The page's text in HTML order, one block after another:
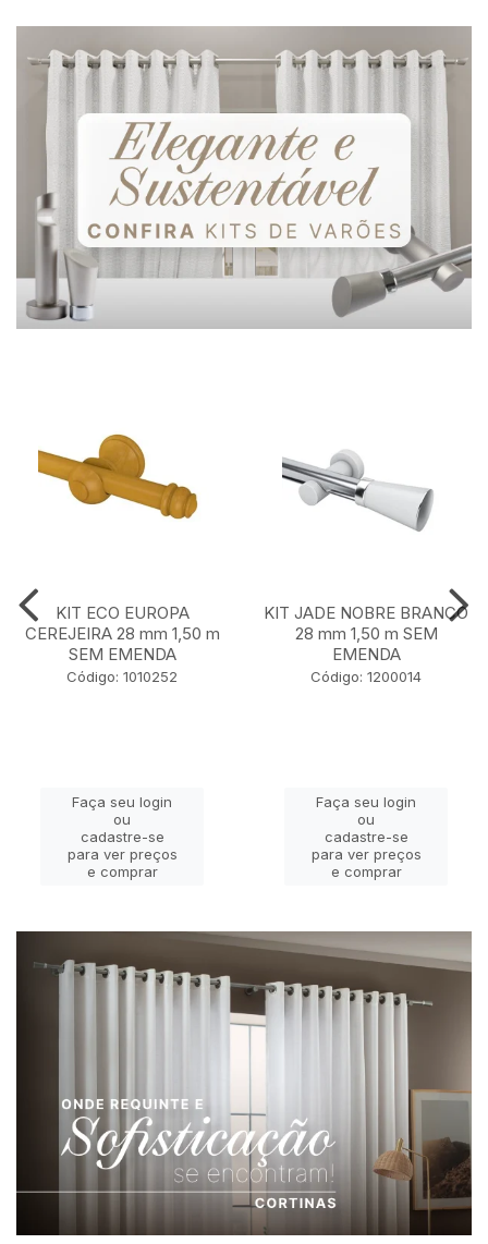
KIT ECO EUROPA
CEREJEIRA 28 mm 1,50 m
SEM EMENDA
Código: 1010252
Faça seu login
ou
cadastre-se
para ver preços
e comprar
KIT JADE NOBRE BRANCO
28 mm 1,50 m SEM
EMENDA
Código: 1200014
Faça seu login
ou
cadastre-se
para ver preços
e comprar